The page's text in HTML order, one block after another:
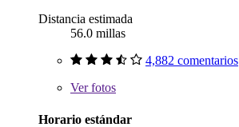
Distancia estimada
56.0 millas
4,882 comentarios
Verfotos
Horario estándar